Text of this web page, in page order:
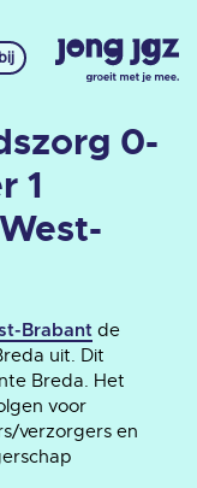
0-
1
Brabant de
uit. Dit
Breda. Het
voor
verzorgers en